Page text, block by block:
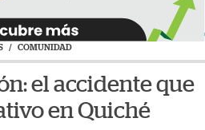
/ COMUNIDAD
el accidente que
en Quiché